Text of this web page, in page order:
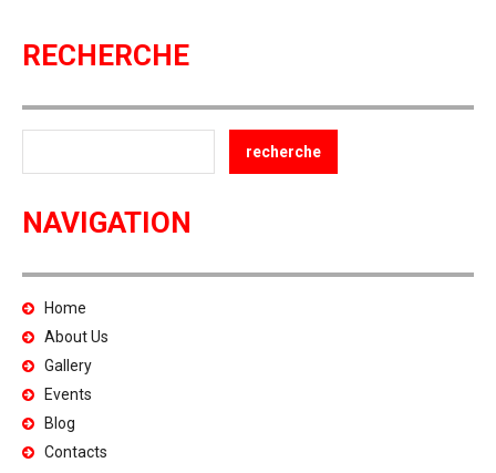
RECHERCHE
NAVIGATION
Home
About Us
Gallery
Events
Blog
Contacts